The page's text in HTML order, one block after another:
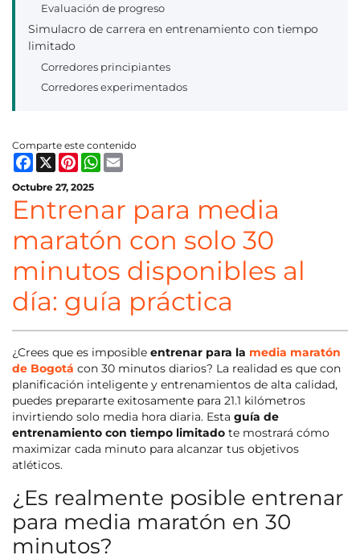
Evaluación de progreso
Simulacro de carrera en entrenamiento con tiempo
limitado
Corredores principiantes
Corredores experimentados
Comparte este contenido
Facebook
X PinterestWhatsApp
Octubre 27, 2025
Entrenar para media
maratón con solo 30
minutos disponibles al
día: guía práctica
¿Crees que es imposible entrenar para la media maratón
de Bogotá con 30 minutos diarios? La realidad es que con
planificación inteligente y entrenamientos de alta calidad,
puedes prepararte exitosamente para 21.1 kilómetros
invirtiendo solo media hora diaria. Esta guía de
entrenamiento con tiempo limitado te mostrará cómo
maximizar cada minuto para alcanzar tus objetivos
atléticos.
¿Es realmente posible entrenar
para media maratón en 30
minutos?